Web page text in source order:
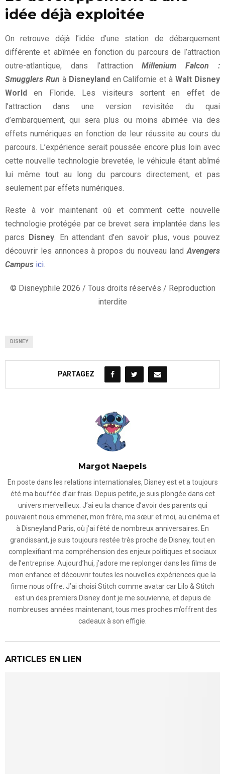
idée déjà exploitée
On retrouve déjà l’idée d’une station de débarquement
différente et abîmée en fonction du parcours de l’attraction
outre-atlantique, dans l’attractionMillenium Falcon :
Smugglers Run à Disneyland en Californie et àWalt Disney
World en Floride. Les visiteurs sortent en effet de
l’attraction dans une version revisitée du quai
d’embarquement, qui sera plus ou moins abimée via des
effets numériques en fonction de leur réussite au cours du
parcours. L’expérience serait poussée encore plus loin avec
cette nouvelle technologie brevetée, le véhicule étant abîmé
lui même tout au long du parcours directement, et pas
seulement par effets numériques.
Reste à voir maintenant où et comment cette nouvelle
technologie protégée par ce brevet sera implantée dans les
parcs Disney. En attendant d’en savoir plus, vous pouvez
découvrir les annonces à propos du nouveau landAvengers
Campus ici.
© Disneyphile 2026 / Tous droits réservés / Reproduction
interdite
DISNEY
PARTAGEZ
Margot Naepels
En poste dans les relations internationales, Disney est et a toujours
été ma bouffée d’air frais. Depuis petite, je suis plongée dans cet
univers merveilleux. J’ai eu la chance d’avoir des parents qui
pouvaient nous emmener, mon frère, ma sœur et moi, au cinéma et
à Disneyland Paris, où j’ai fêté de nombreux anniversaires. En
grandissant, je suis toujours restée très proche de Disney, tout en
complexifiant ma compréhension des enjeux politiques et sociaux
de l’entreprise. Aujourd’hui, j’adore me replonger dans les films de
mon enfance et découvrir toutes les nouvelles expériences que la
firme nous offre. J’ai choisi Stitch comme avatar car Lilo & Stitch
est un des premiers Disney dont je me souvienne, et depuis de
nombreuses années maintenant, tous mes proches m’offrent des
cadeaux à son effigie.
ARTICLES EN LIEN